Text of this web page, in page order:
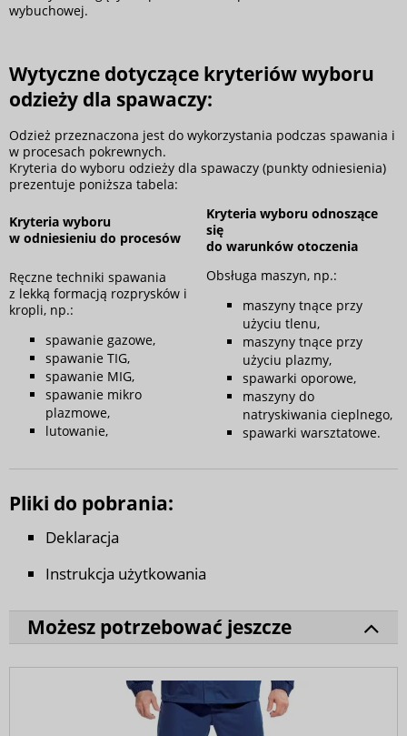
wybuchowej.
Wytyczne dotyczące kryteriów wyboru
odzieży dla spawaczy:
Odzież przeznaczona jest do wykorzystania podczas spawania i
w procesach pokrewnych.
Kryteria do wyboru odzieży dla spawaczy (punkty odniesienia)
prezentuje poniższa tabela:
Kryteria wyboru
w odniesieniu do procesów
Kryteria wyboru odnoszące
się
do warunków otoczenia
Ręczne techniki spawania
z lekką formacją rozprysków i
kropli, np.:
spawanie gazowe,
spawanie TIG,
spawanie MIG,
spawanie mikro
plazmowe,
lutowanie,
Obsługa maszyn, np.:
maszyny tnące przy
użyciu tlenu,
maszyny tnące przy
użyciu plazmy,
spawarki oporowe,
maszyny do
natryskiwania cieplnego,
spawarki warsztatowe.
Pliki do pobrania:
Deklaracja
Instrukcja użytkowania
Możesz potrzebować jeszcze